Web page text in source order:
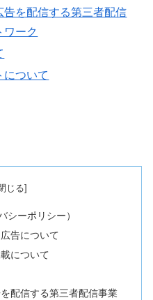
を配信する第三者配信
ワーク
について
シーポリシー）
告について
について
配信する第三者配信事業